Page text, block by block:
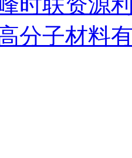
分子材料